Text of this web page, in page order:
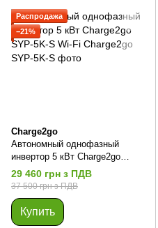
Распродажа
−21%
Charge2go
Автономный однофазный
инвертор 5 кВт Charge2go
SYP-5K-S Wi-Fi
29 460 грн з ПДВ
37 500 грн з ПДВ
Купить